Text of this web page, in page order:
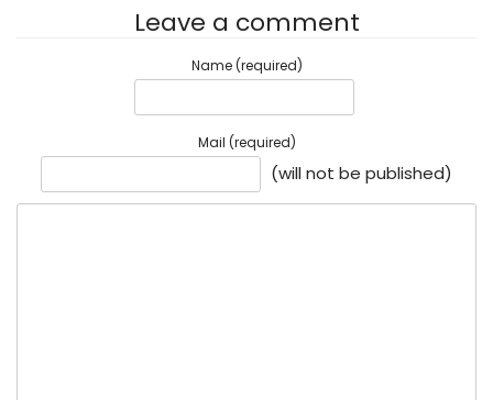
Leave a comment
Name (required)
Mail (required)
(will not be published)